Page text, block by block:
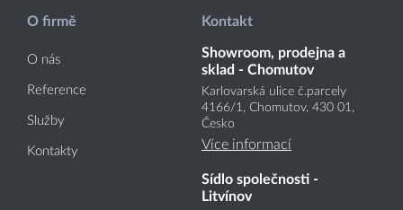
O firmě
O nás
Reference
Služby
Kontakty
Kontakt
Showroom, prodejna a
sklad - Chomutov
Karlovarská ulice č.parcely
4166/1, Chomutov, 430 01,
Česko
Více informací
Sídlo společnosti -
Litvínov